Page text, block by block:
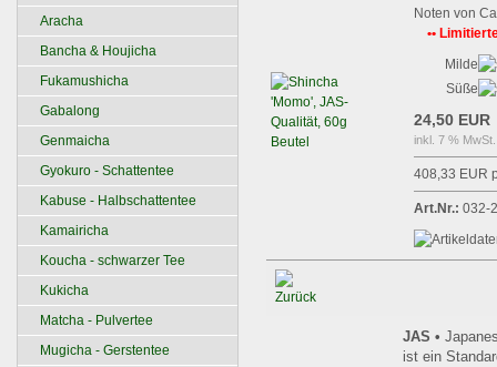
Aracha
Bancha & Houjicha
Fukamushicha
Gabalong
Genmaicha
Gyokuro - Schattentee
Kabuse - Halbschattentee
Kamairicha
Koucha - schwarzer Tee
Kukicha
Matcha - Pulvertee
Mugicha - Gerstentee
Noten von
••
Milde
Süße
24,50 EUR
inkl. 7 %
408,33 EUR
Art.Nr.: 032-
JAS •
ist ein